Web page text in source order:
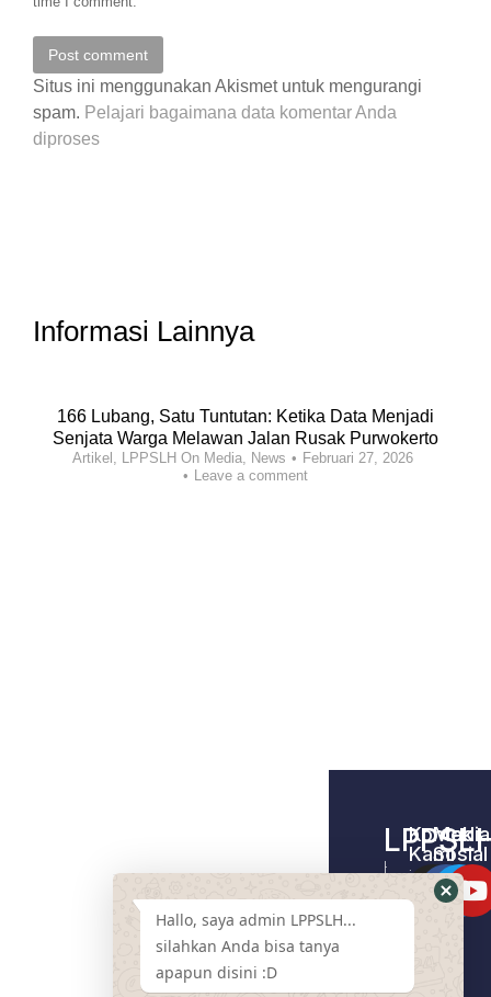
Post comment
Situs ini menggunakan Akismet untuk mengurangi
spam. Pelajari bagaimana data komentar Anda
diproses
Informasi Lainnya
166 Lubang, Satu Tuntutan: Ketika Data Menjadi
Senjata Warga Melawan Jalan Rusak Purwokerto
Artikel LPPSLH On Media News
Februari 27, 2026
Leave a comment
Home –
LPPSLH
Kontak
Kami
Tentang
Kami
Media
Sosial
Hallo, saya admin LPPSLH...
silahkan Anda bisa tanya
apapun disini :D